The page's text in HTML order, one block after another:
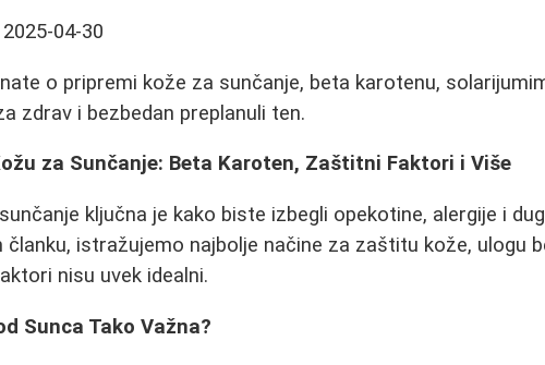
2025-04-30
o pripremi kože za sunčanje, beta karotenu,
zdrav i bezbedan preplanuli ten.
za Sunčanje: Beta Karoten, Zaštitni Faktori i Više
ključna je kako biste izbegli opekotine, alergije i
članku, istražujemo najbolje načine za zaštitu kože, ulogu
nisu uvek idealni.
Sunca Tako Važna?